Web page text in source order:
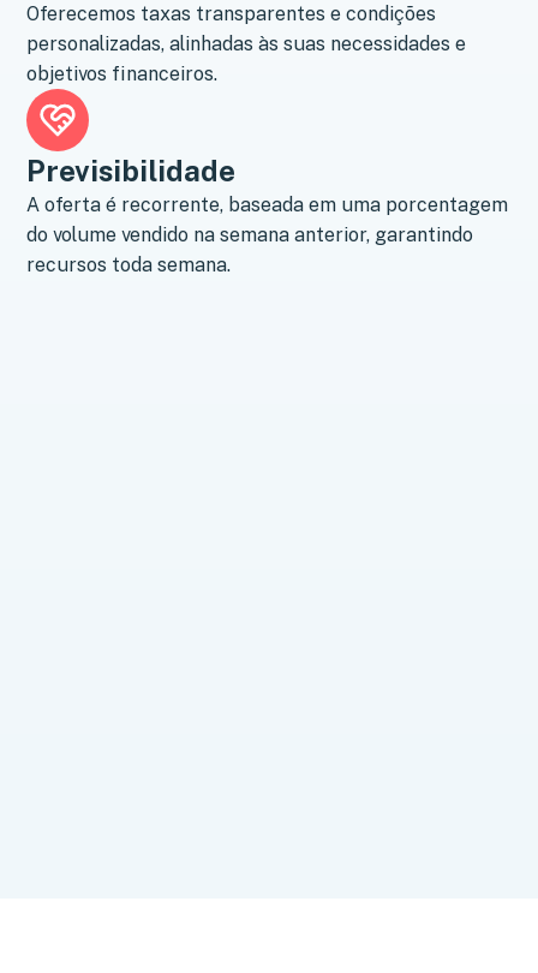
Oferecemos taxas transparentes e condições
personalizadas, alinhadas às suas necessidades e
objetivos financeiros.
Previsibilidade
A oferta é recorrente, baseada em uma porcentagem
do volume vendido na semana anterior, garantindo
recursos toda semana.